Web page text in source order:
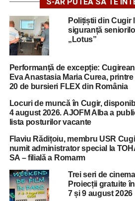
Polițiștii din Cugir
siguranță
„Lotus”
Performanță de excepție:
Eva Anastasia Maria Curea, printre
20 de bursieri FLEX din România
Locuri de muncă în Cugir,
4 august 2026. AJOFM Alba a
lista posturilor vacante
Flaviu Rădițoiu, membru USR
numit administrator special la
SA – filială a Romarm
Trei seri de
Proiecții gratuite
7 și 9 august 2026